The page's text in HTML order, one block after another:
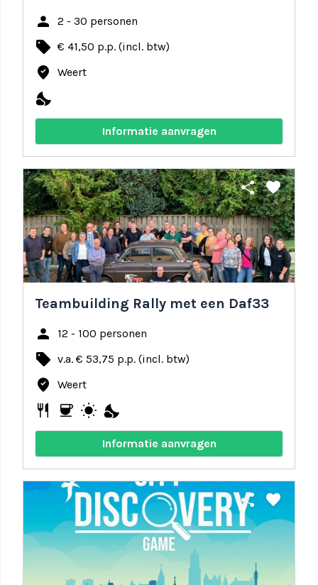
person 2 - 30 personen
local_offer € 41,50 p.p. (incl. btw)
where_to_vote Weert
nights_stay
Informatie aanvragen
share favorite
Teambuilding Rally met een Daf33
person 12 - 100 personen
local_offer v.a. € 53,75 p.p. (incl. btw)
where_to_vote Weert
restaurant coffee wb_sunny nights_stay
Informatie aanvragen
share favorite